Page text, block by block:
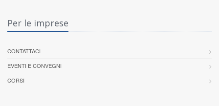
Per le imprese
CONTATTACI
EVENTI E CONVEGNI
CORSI